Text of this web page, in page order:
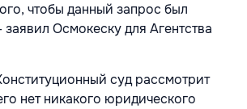
чтобы данный запрос был
Осмокеску для Агентства
суд рассмотрит
нет никакого юридического